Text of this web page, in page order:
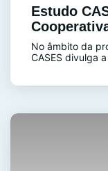
Estudo
No âmbito da
CASES divulga